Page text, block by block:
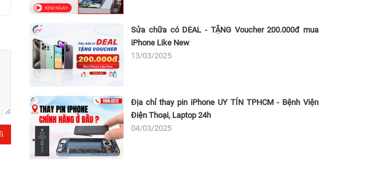
Sửa chữa có DEAL - TẶNG Voucher 200.000đ mua
iPhone Like New
13/03/2025
Địa chỉ thay pin iPhone UY TÍN TPHCM - Bệnh Viện
Điện Thoại, Laptop 24h
04/03/2025